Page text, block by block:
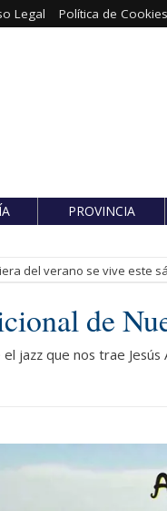
Legal Política de Cookies
PROVINCIA
del verano se vive este
de
jazz que nos trae Jesús